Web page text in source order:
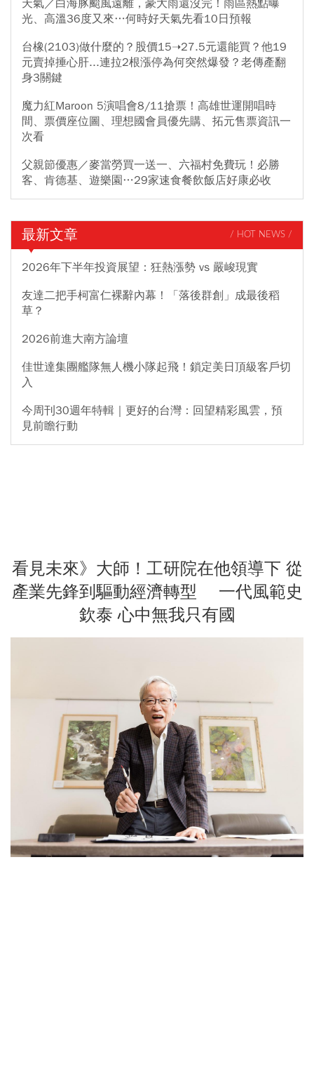
天氣／白海豚颱風遠離，豪大雨還沒完！雨區熱點曝
光、高溫36度又來…何時好天氣先看10日預報
台橡(2103)做什麼的？股價15➝27.5元還能買？他19
元賣掉捶心肝...連拉2根漲停為何突然爆發？老傳產翻
身3關鍵
魔力紅Maroon 5演唱會8/11搶票！高雄世運開唱時
間、票價座位圖、理想國會員優先購、拓元售票資訊一
次看
父親節優惠／麥當勞買一送一、六福村免費玩！必勝
客、肯德基、遊樂園…29家速食餐飲飯店好康必收
最新文章 / HOT NEWS /
2026年下半年投資展望：狂熱漲勢 vs 嚴峻現實
友達二把手柯富仁裸辭內幕！「落後群創」成最後稻
草？
2026前進大南方論壇
佳世達集團艦隊無人機小隊起飛！鎖定美日頂級客戶切
入
今周刊30週年特輯｜更好的台灣：回望精彩風雲，預
見前瞻行動
看見未來》大師！工研院在他領導下 從
產業先鋒到驅動經濟轉型 一代風範史
欽泰 心中無我只有國